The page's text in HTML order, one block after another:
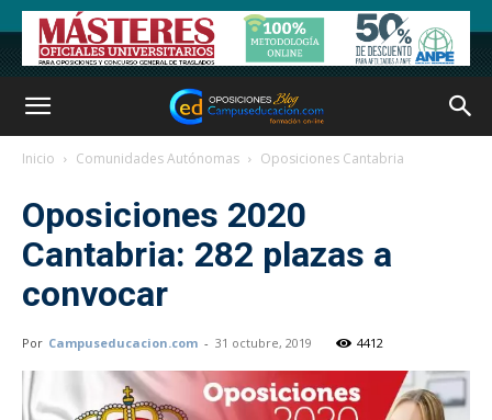
Inicio Comunidades Autónomas Oposiciones Cantabria
Oposiciones 2020
Cantabria: 282 plazas a
convocar
Por Campuseducacion.com - 31 octubre, 2019 4412